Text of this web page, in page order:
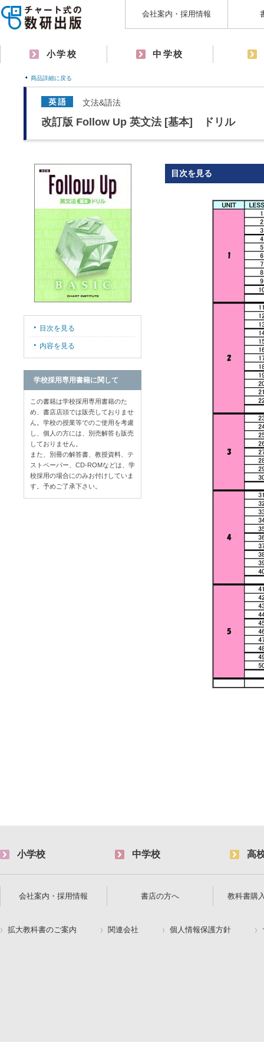
会社案内・採用情報
小学校 中学校
商品詳細に戻る
文法&語法
改訂版 Follow Up 英文法 [基本] ドリル
目次を見る
目次を見る
内容を見る
学校採用専用書籍に関して
この書籍は学校採用専用書籍のた
め、書店店頭では販売しておりませ
ん。学校の授業等でのご使用を考慮
し、個人の方には、別売解答も販売
しておりません。
また、別冊の解答書、教授資料、テ
ストペーパー、CD-ROMなどは、学
校採用の場合にのみお付けしていま
す。予めご了承下さい。
小学校 中学校 高
会社案内・採用情報 書店の方へ 教科書購
拡大教科書のご案内 関連会社 個人情報保護方針